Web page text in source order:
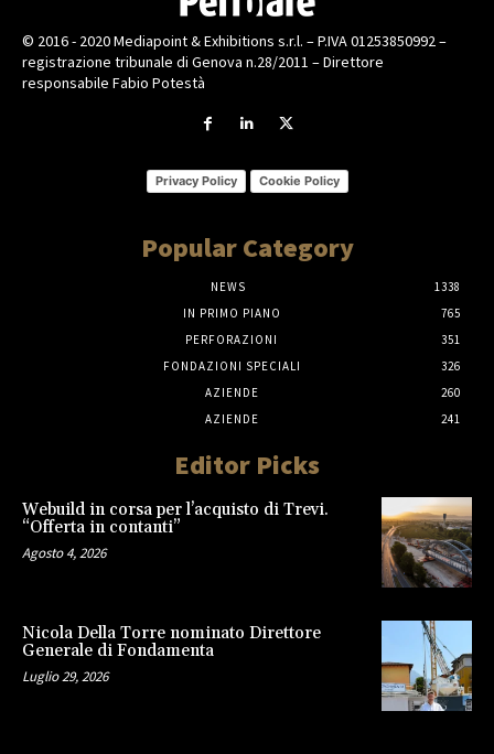
© 2016 - 2020 Mediapoint & Exhibitions s.r.l. – P.IVA 01253850992 –
registrazione tribunale di Genova n.28/2011 – Direttore
responsabile Fabio Potestà
Privacy Policy Cookie Policy
Popular Category
NEWS
1338
IN PRIMO PIANO
765
PERFORAZIONI
351
FONDAZIONI SPECIALI
326
AZIENDE
260
AZIENDE
241
Editor Picks
Webuild in corsa per l’acquisto di Trevi.
“Offerta in contanti”
Agosto 4, 2026
Nicola Della Torre nominato Direttore
Generale di Fondamenta
Luglio 29, 2026